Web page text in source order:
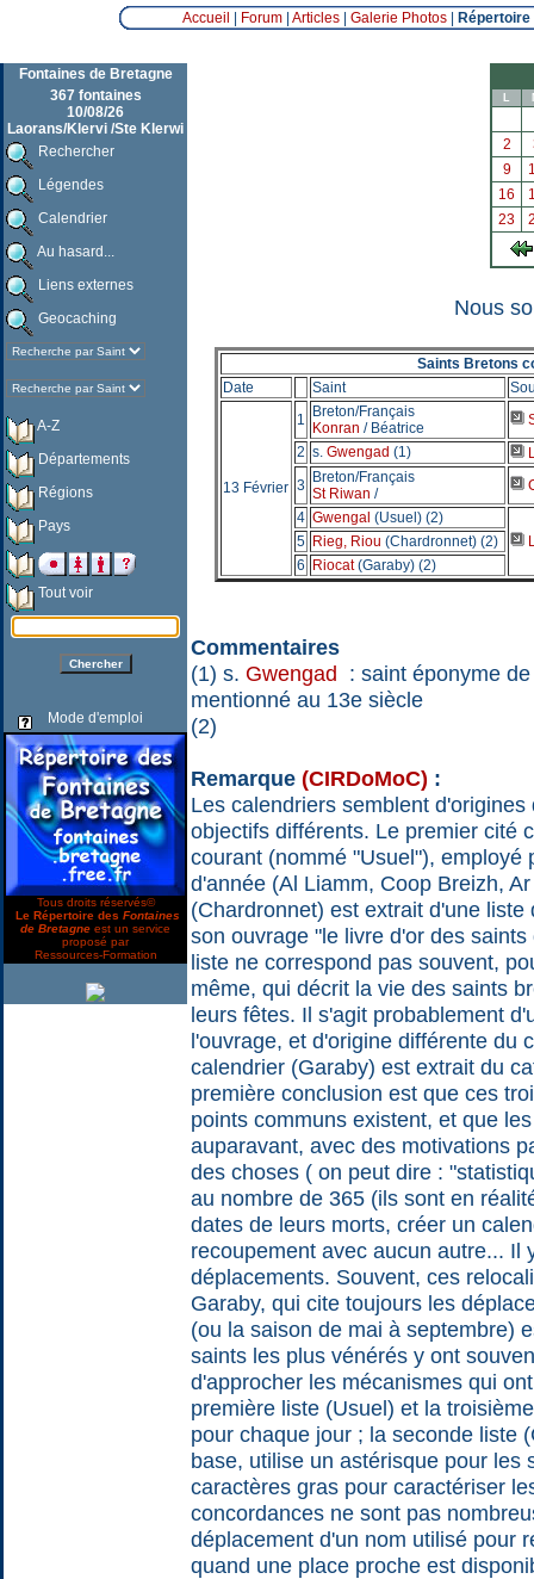
Accueil Forum| Articles| Galerie Photos|
Fontaines de Bretagne
367 fontaines
10/08/26
Laorans/Klervi /Ste Klerwi
Rechercher
Légendes
Calendrier
Au hasard...
Liens externes
Geocaching
A-Z
Départements
Régions
Pays
Tout voir
Mode d'emploi
Tous droits réservés©
Le Répertoire des Fontaines
de Bretagne est un service
proposé par
Ressources-Formation
L
2
9
16
23
Nous
Saints Bretons
Date
Saint
13 Février
1
Breton/Français
Konran / Béatrice
2 s. Gwengad (1)
3
Breton/Français
St Riwan /
4 Gwengal (Usuel) (2)
5 Rieg, Riou (Chardronnet) (2)
6
Riocat(Garaby) (2)
Commentaires
(1) s. Gwengad : saint éponyme
mentionné au 13e siècle
(2)
Remarque (CIRDoMoC) :
Les calendriers semblent
objectifs différents. Le premier cité
courant (nommé "Usuel"),
d'année (Al Liamm, Coop Breizh,
(Chardronnet) est extrait d'une
son ouvrage "le livre d'or des
liste ne correspond pas souvent,
même, qui décrit la vie des saints
leurs fêtes. Il s'agit probablement
l'ouvrage, et d'origine différente du
calendrier (Garaby) est extrait du
première conclusion est que ces
points communs existent, et que
auparavant, avec des motivations
des choses ( on peut dire :
au nombre de 365 (ils sont en
dates de leurs morts, créer un
recoupement avec aucun autre... Il
déplacements. Souvent, ces
Garaby, qui cite toujours les
(ou la saison de mai à septembre)
saints les plus vénérés y ont
d'approcher les mécanismes qui
première liste (Usuel) et la
pour chaque jour ; la seconde liste
base, utilise un astérisque pour les
caractères gras pour caractériser
concordances ne sont pas
déplacement d'un nom utilisé pour
quand une place proche est